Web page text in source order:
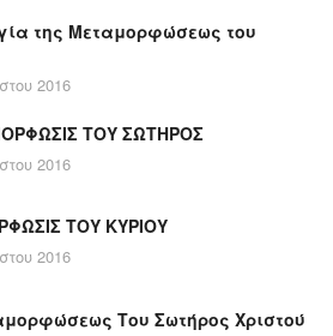
της Μεταμορφώσεως του
2016
ΤΟΥ ΣΩΤΗΡΟΣ
2016
ΤΟΥ ΚΥΡΙΟΥ
2016
Του Σωτήρος Χριστού